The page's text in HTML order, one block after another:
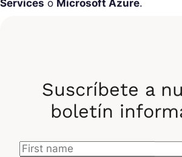
Services o Microsoft Azure.
¿Cual
Data Analyst ofrece
Suscríbete a
boletín